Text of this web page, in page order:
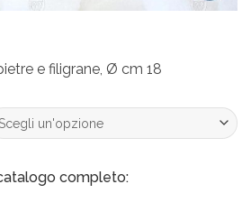
e filigrane, Ø cm 18
completo: